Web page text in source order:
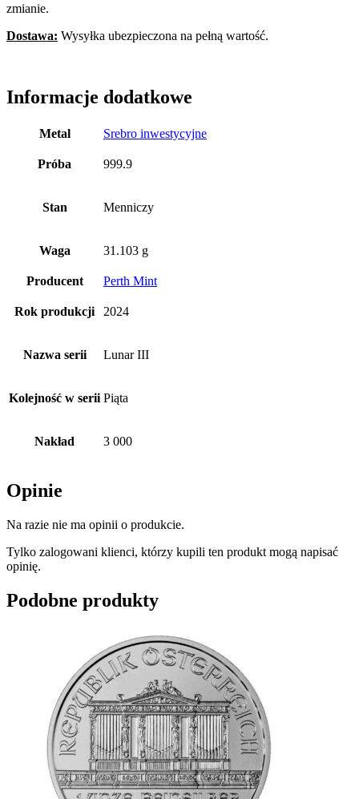
zmianie.
Dostawa: Wysyłka ubezpieczona na pełną wartość.
Informacje dodatkowe
Metal Srebro inwestycyjne
Próba 999.9
Stan Menniczy
Waga 31.103 g
Producent Perth Mint
Rok produkcji 2024
Nazwa serii Lunar III
Kolejność w serii Piąta
Nakład 3 000
Opinie
Na razie nie ma opinii o produkcie.
Tylko zalogowani klienci, którzy kupili ten produkt mogą napisać
opinię.
Podobne produkty